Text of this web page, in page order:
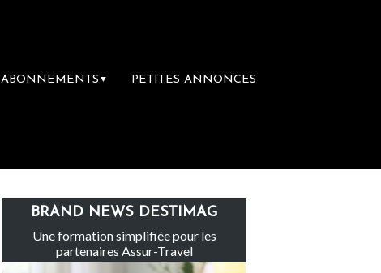
ABONNEMENTS ▼ PETITES ANNONCES
Le groupe Sainte-Claire rachète Eden
BRAND NEWS DESTIMAG
Une formation simplifiée pour les
partenaires Assur-Travel